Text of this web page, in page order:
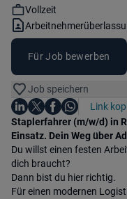
Workhours:
Vollzeit
Vertragsart:
Für Job bewerben
Job speichern
Teile diesen Job
Auf LinkedIn teilen
Auf X teilen
Auf Facebook
Auf
Link
Einleitung
Staplerfahrer (m/w/d) in
Einsatz. Dein Weg über
Du willst einen festen
dich braucht?
Dann bist du hier richtig.
Für einen modernen